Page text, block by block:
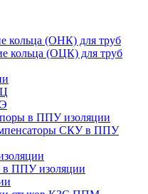
кольца (ОНК) для труб
кольца (ОЦК) для труб
в ППУ изоляции
СКУ в ППУ
ППУ изоляции